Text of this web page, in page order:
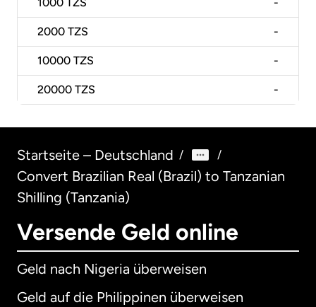
1000 TZS -
2000 TZS -
10000 TZS -
20000 TZS -
Startseite – Deutschland / /
Convert Brazilian Real (Brazil) to Tanzanian
Shilling (Tanzania)
Versende Geld online
Geld nach Nigeria überweisen
Geld auf die Philippinen überweisen